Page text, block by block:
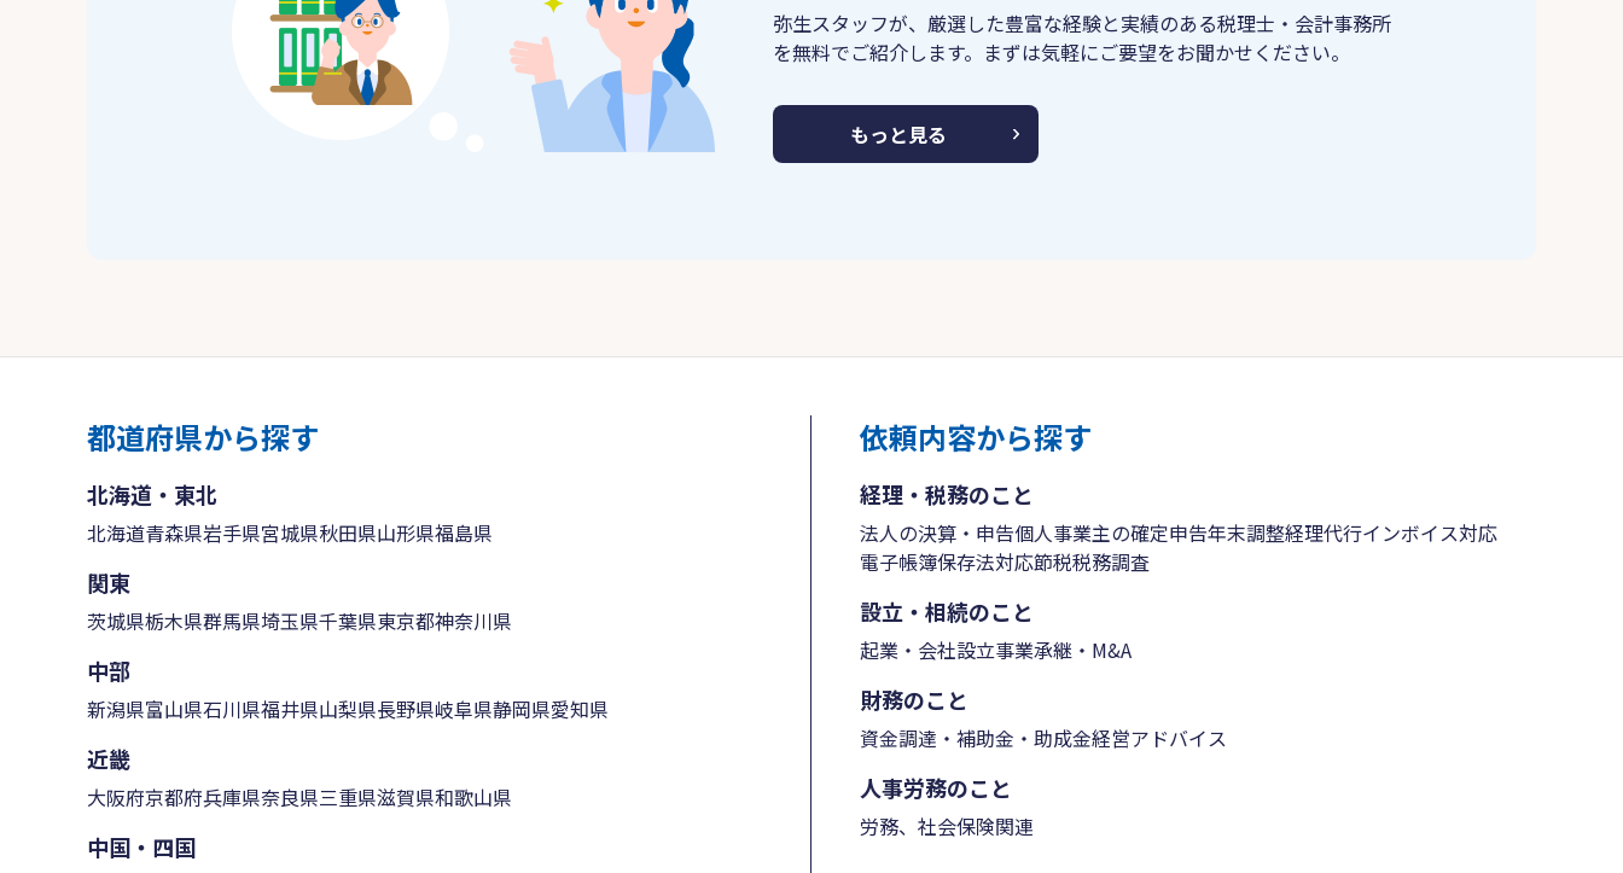
弥生スタッフが、厳選した豊富な経験と実績のある税理士・会計事務所
を無料でご紹介します。まずは気軽にご要望をお聞かせください。
もっと見る
都道府県から探す
北海道・東北
北海道青森県岩手県宮城県秋田県山形県福島県
関東
茨城県栃木県群馬県埼玉県千葉県東京都神奈川県
中部
新潟県富山県石川県福井県山梨県長野県岐阜県静岡県愛知県
近畿
大阪府京都府兵庫県奈良県三重県滋賀県和歌山県
中国・四国
依頼内容から探す
経理・税務のこと
法人の決算・申告個人事業主の確定申告年末調整経理代行インボイス対応
電子帳簿保存法対応節税税務調査
設立・相続のこと
起業・会社設立事業承継・M&A
財務のこと
資金調達・補助金・助成金経営アドバイス
人事労務のこと
労務、社会保険関連